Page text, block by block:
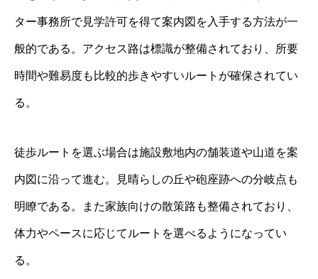
ター事務所で見学許可を得て案内図を入手する方法が一
般的である。アクセス路は標識が整備されており、所要
時間や難易度も比較的歩きやすいルートが確保されてい
る。
徒歩ルートを選ぶ場合は施設敷地内の舗装道や山道を案
内図に沿って進む。見晴らしの丘や砲座跡への分岐点も
明瞭である。また家族向けの散策路も整備されており、
体力やペースに応じてルートを選べるようになってい
る。